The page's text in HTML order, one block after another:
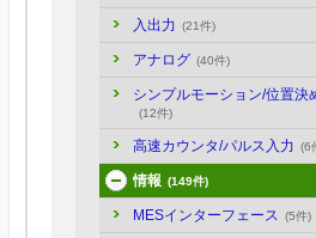
入出力 (21件)
アナログ (40件)
シンプルモーション/位置決
(12件)
高速カウンタ/パルス入力 (6
情報 (149件)
MESインターフェース (5件)